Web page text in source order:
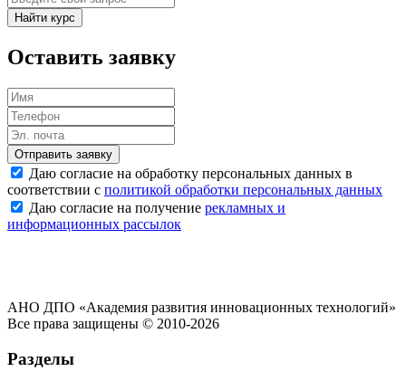
Найти курс
Оставить заявку
Отправить заявку
Даю согласие на обработку персональных данных в
соответствии с политикой обработки персональных данных
Даю согласие на получение рекламных и
информационных рассылок
АНО ДПО «Академия развития инновационных технологий»
Все права защищены © 2010-2026
Разделы